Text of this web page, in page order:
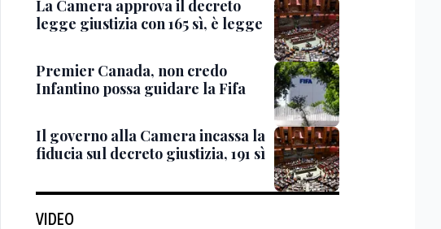
La Camera approva il decreto
legge giustizia con 165 sì, è legge
Premier Canada, non credo
Infantino possa guidare la Fifa
Il governo alla Camera incassa la
fiducia sul decreto giustizia, 191 sì
VIDEO